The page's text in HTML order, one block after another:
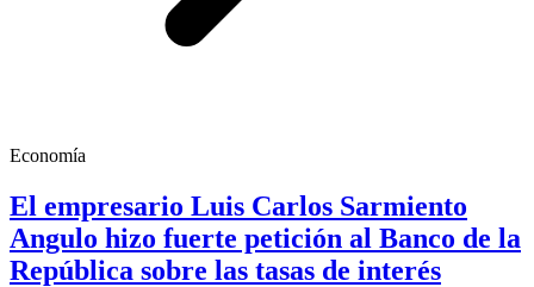
Economía
El empresario Luis Carlos Sarmiento
Angulo hizo fuerte petición al Banco de la
República sobre las tasas de interés